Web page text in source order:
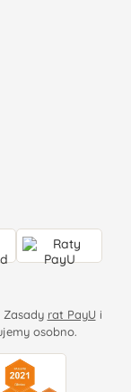
Zasady rat PayU i
osobno.